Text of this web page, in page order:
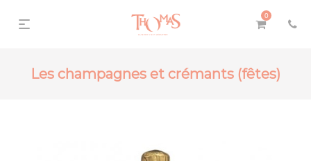
0
Les champagnes et crémants (fêtes)